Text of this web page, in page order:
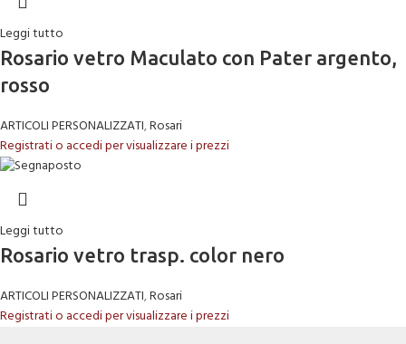
Leggi tutto
Rosario vetro Maculato con Pater argento,
rosso
ARTICOLI PERSONALIZZATI,Rosari
Registrati o accedi per visualizzare i prezzi
Leggi tutto
Rosario vetro trasp. color nero
ARTICOLI PERSONALIZZATI,Rosari
Registrati o accedi per visualizzare i prezzi